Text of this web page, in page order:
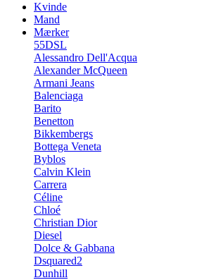
Kvinde
Mand
Mærker
55DSL
Alessandro Dell'Acqua
Alexander McQueen
Armani Jeans
Balenciaga
Barito
Benetton
Bikkembergs
Bottega Veneta
Byblos
Calvin Klein
Carrera
Céline
Chloé
Christian Dior
Diesel
Dolce & Gabbana
Dsquared2
Dunhill